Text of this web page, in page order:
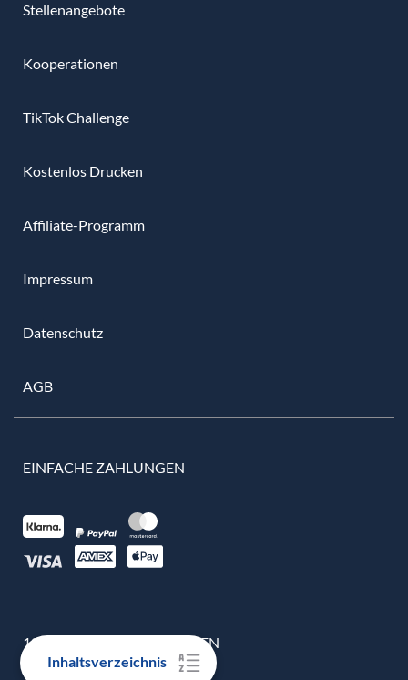
Inhaltsverzeichnis
Stellenangebote
Kooperationen
TikTok Challenge
Kostenlos Drucken
Affiliate-Programm
Impressum
Datenschutz
AGB
EINFACHE ZAHLUNGEN
100% ECHTE BEWERTUNGEN